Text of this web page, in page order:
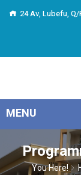
24 Av, Lubefu,
You Here!